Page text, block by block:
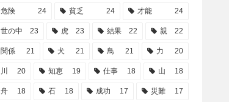
危険 24 貧乏 24 才能 24
世の中 23 虎 23 結果 22 親 22
関係 21 犬 21 鳥 21 力 20
川 20 知恵 19 仕事 18 山 18
舟 18 石 18 成功 17 災難 17